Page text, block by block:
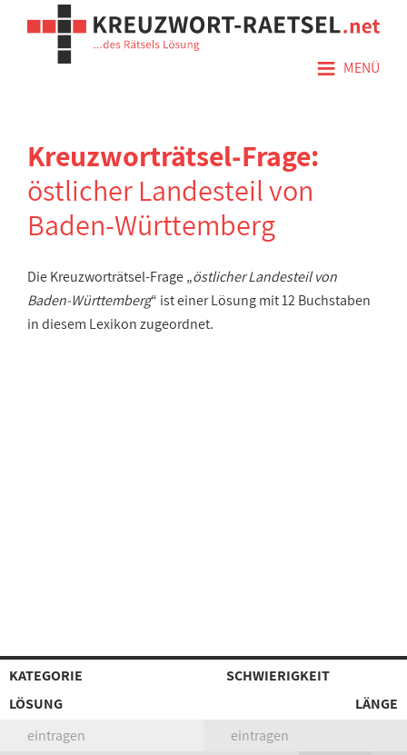
≡ MENÜ
Kreuzworträtsel-Frage:
östlicher Landesteil von
Baden-Württemberg
Die Kreuzworträtsel-Frage „östlicher Landesteil von
Baden-Württemberg“ ist einer Lösung mit 12 Buchstaben
in diesem Lexikon zugeordnet.
KATEGORIE
SCHWIERIGKEIT
LÖSUNG
LÄNGE
eintragen
eintragen